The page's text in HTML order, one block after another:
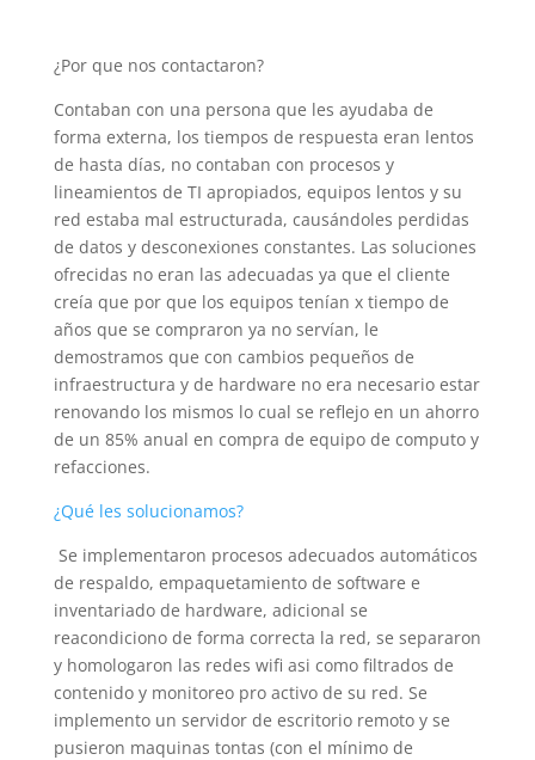
¿Por que nos contactaron?
Contaban con una persona que les ayudaba de
forma externa, los tiempos de respuesta eran lentos
de hasta días, no contaban con procesos y
lineamientos de TI apropiados, equipos lentos y su
red estaba mal estructurada, causándoles perdidas
de datos y desconexiones constantes. Las soluciones
ofrecidas no eran las adecuadas ya que el cliente
creía que por que los equipos tenían x tiempo de
años que se compraron ya no servían, le
demostramos que con cambios pequeños de
infraestructura y de hardware no era necesario estar
renovando los mismos lo cual se reflejo en un ahorro
de un 85% anual en compra de equipo de computo y
refacciones.
¿Qué les solucionamos?
Se implementaron procesos adecuados automáticos
de respaldo, empaquetamiento de software e
inventariado de hardware, adicional se
reacondiciono de forma correcta la red, se separaron
y homologaron las redes wifi asi como filtrados de
contenido y monitoreo pro activo de su red. Se
implemento un servidor de escritorio remoto y se
pusieron maquinas tontas (con el mínimo de